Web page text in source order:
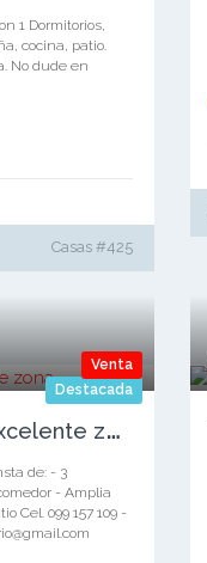
1 Dormitorios,
cocina, patio.
No dude en
Casas #425
Destacada
Venta
C
asa en San Carlos en excelente zona
de: - 3
- Amplia
Cel. 099 157 109 -